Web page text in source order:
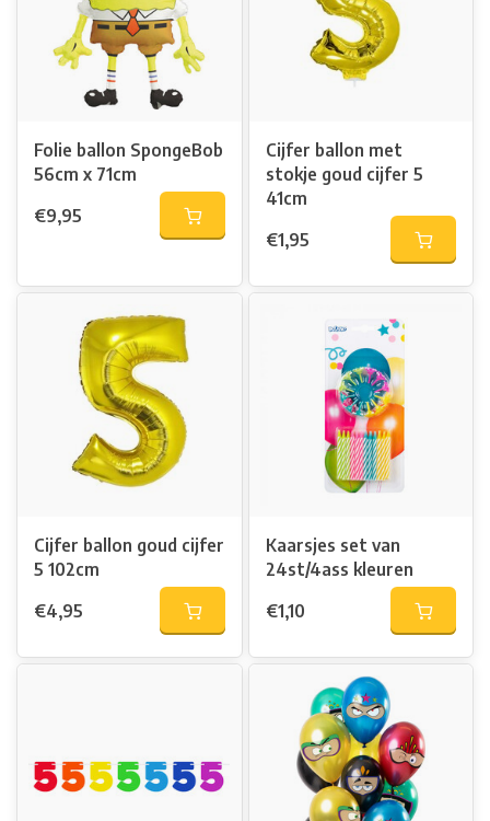
Folie ballon SpongeBob
56cm x 71cm
€9,95
Cijfer ballon met
stokje goud cijfer 5
41cm
€1,95
Cijfer ballon goud cijfer
5 102cm
€4,95
Kaarsjes set van
24st/4ass kleuren
€1,10